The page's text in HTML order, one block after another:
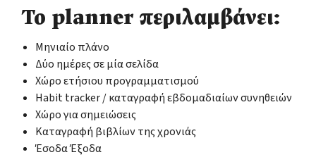
Το planner περιλαμβάνει:
Μηνιαίο πλάνο
Δύο ημέρες σε μία σελίδα
Χώρο ετήσιου προγραμματισμού
Habit tracker / καταγραφή εβδομαδιαίων συνηθειών
Χώρο για σημειώσεις
Καταγραφή βιβλίων της χρονιάς
Έσοδα Έξοδα